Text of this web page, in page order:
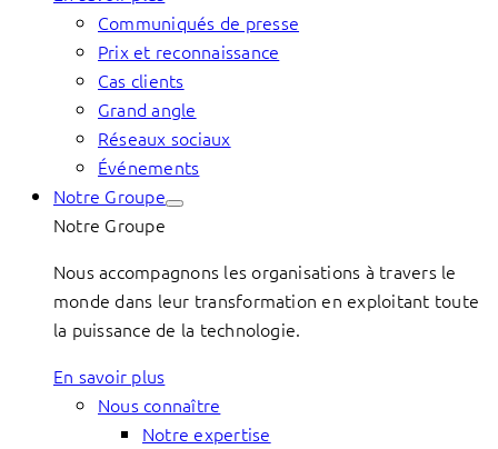
Communiqués de presse
Prix et reconnaissance
Cas clients
Grand angle
Réseaux sociaux
Événements
Notre Groupe
Notre Groupe
Nous accompagnons les organisations à travers le
monde dans leur transformation en exploitant toute
la puissance de la technologie.
En savoir plus
Nous connaître
Notre expertise